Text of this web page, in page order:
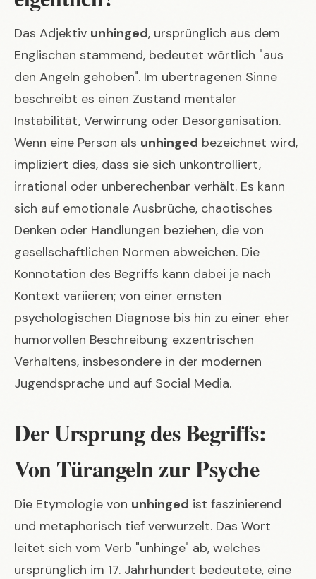
Das Adjektiv unhinged, ursprünglich aus dem
Englischen stammend, bedeutet wörtlich "aus
den Angeln gehoben". Im übertragenen Sinne
beschreibt es einen Zustand mentaler
Instabilität, Verwirrung oder Desorganisation.
Wenn eine Person als unhinged bezeichnet wird,
impliziert dies, dass sie sich unkontrolliert,
irrational oder unberechenbar verhält. Es kann
sich auf emotionale Ausbrüche, chaotisches
Denken oder Handlungen beziehen, die von
gesellschaftlichen Normen abweichen. Die
Konnotation des Begriffs kann dabei je nach
Kontext variieren; von einer ernsten
psychologischen Diagnose bis hin zu einer eher
humorvollen Beschreibung exzentrischen
Verhaltens, insbesondere in der modernen
Jugendsprache und auf Social Media.
Der Ursprung des Begriffs:
Von Türangeln zur Psyche
Die Etymologie von unhinged ist faszinierend
und metaphorisch tief verwurzelt. Das Wort
leitet sich vom Verb "unhinge" ab, welches
ursprünglich im 17. Jahrhundert bedeutete, eine